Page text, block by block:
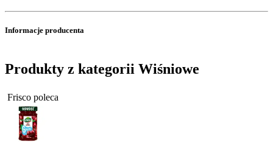
Informacje producenta
Produkty z kategorii Wiśniowe
Frisco poleca